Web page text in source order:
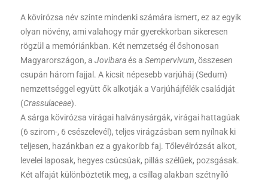
A kövirózsa név szinte mindenki számára ismert, ez az egyik
olyan növény, ami valahogy már gyerekkorban sikeresen
rögzül a memóriánkban. Két nemzetség él őshonosan
Magyarországon, a Jovibaraés a Sempervivum, összesen
csupán három fajjal. A kicsit népesebb varjúháj (Sedum)
nemzettséggel együtt ők alkotják a Varjúhájfélék családját
(Crassulaceae).
A sárga kövirózsa virágai halványsárgák, virágai hattagúak
(6 szirom-, 6 csészelevél), teljes virágzásban sem nyílnak ki
teljesen, hazánkban ez a gyakoribb faj. Tőlevélrózsát alkot,
levelei laposak, hegyes csúcsúak, pillás szélűek, pozsgásak.
Két alfaját különböztetik meg, a csillag alakban szétnyíló